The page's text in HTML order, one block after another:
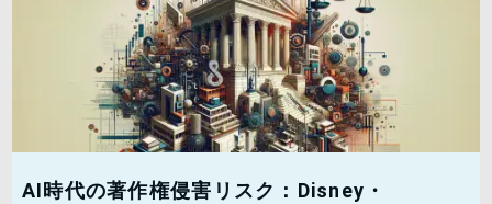
AI時代の著作権侵害リスク：Disney・